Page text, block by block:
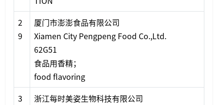
2
9
厦门市澎澎食品有限公司
Xiamen City Pengpeng Food Co.,Ltd.
62G51
食品用香精；
food flavoring
3
浙江每时美姿生物科技有限公司